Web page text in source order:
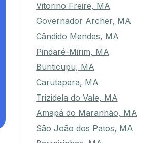
Vitorino Freire, MA
Governador Archer, MA
Cândido Mendes, MA
Pindaré-Mirim, MA
Buriticupu, MA
Carutapera, MA
Trizidela do Vale, MA
Amapá do Maranhão, MA
São João dos Patos, MA